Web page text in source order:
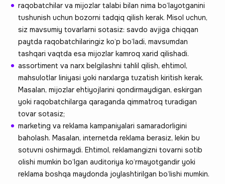
raqobatchilar va mijozlar talabi bilan nima bo‘layotganini
tushunish uchun bozorni tadqiq qilish kerak. Misol uchun,
siz mavsumiy tovarlarni sotasiz: savdo avjiga chiqqan
paytda raqobatchilaringiz ko‘p bo‘ladi, mavsumdan
tashqari vaqtda esa mijozlar kamroq xarid qilishadi.
assortiment va narx belgilashni tahlil qilish, ehtimol,
mahsulotlar liniyasi yoki narxlarga tuzatish kiritish kerak.
Masalan, mijozlar ehtiyojlarini qondirmaydigan, eskirgan
yoki raqobatchilarga qaraganda qimmatroq turadigan
tovar sotasiz;
marketing va reklama kampaniyalari samaradorligini
baholash. Masalan, internetda reklama berasiz, lekin bu
sotuvni oshirmaydi. Ehtimol, reklamangizni tovarni sotib
olishi mumkin bo‘lgan auditoriya ko‘rmayotgandir yoki
reklama boshqa maydonda joylashtirilgan bo‘lishi mumkin.